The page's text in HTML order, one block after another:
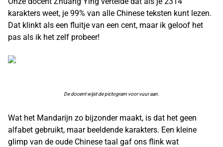
karakters weet, je 99% van alle Chinese teksten kunt lezen.
Dat klinkt als een fluitje van een cent, maar ik geloof het
pas als ik het zelf probeer!
De docent wijst de pictogram voor vuur aan.
Wat het Mandarijn zo bijzonder maakt, is dat het geen
alfabet gebruikt, maar beeldende karakters. Een kleine
glimp van de oude Chinese taal gaf ons flink wat